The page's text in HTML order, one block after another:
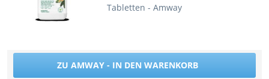
Tabletten - Amway
ZU AMWAY - IN DEN WARENKORB